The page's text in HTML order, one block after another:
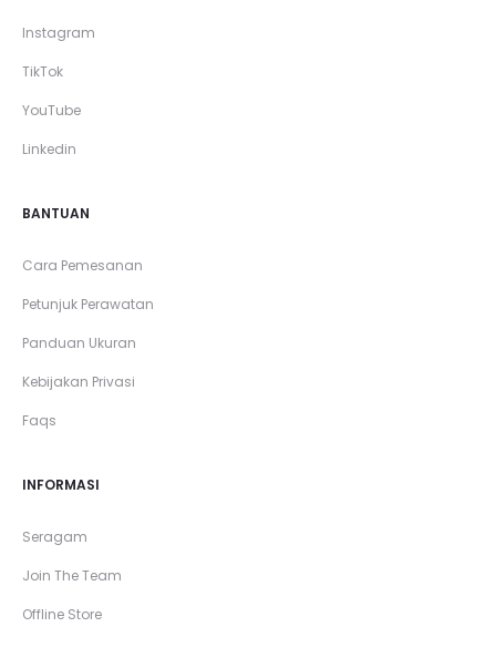
Instagram
TikTok
YouTube
Linkedin
BANTUAN
Cara Pemesanan
Petunjuk Perawatan
Panduan Ukuran
Kebijakan Privasi
Faqs
INFORMASI
Seragam
Join The Team
Offline Store